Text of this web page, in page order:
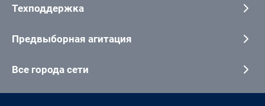
Техподдержка
Предвыборная агитация
Все города сети